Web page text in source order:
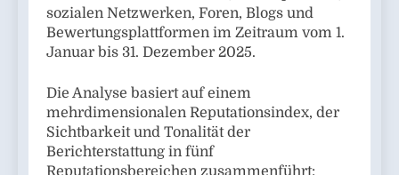
sozialen Netzwerken, Foren, Blogs und
Bewertungsplattformen im Zeitraum vom 1.
Januar bis 31. Dezember 2025.
Die Analyse basiert auf einem
mehrdimensionalen Reputationsindex, der
Sichtbarkeit und Tonalität der
Berichterstattung in fünf
Reputationsbereichen zusammenführt: